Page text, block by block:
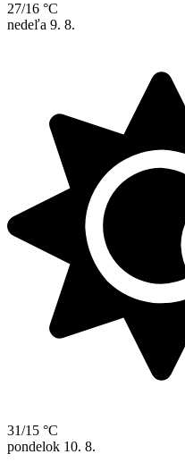
27/16 °C
nedeľa 9. 8.
31/15 °C
pondelok 10. 8.